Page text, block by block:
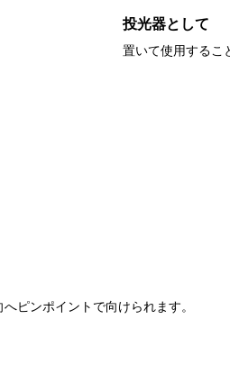
投光器として
置いて使用するこ
ピンポイントで向けられます。